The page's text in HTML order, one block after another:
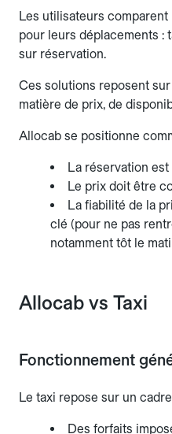
Les utilisateurs
pour leurs déplacements :
sur réservation.
Ces solutions reposent
matière de prix, de
Allocab se positionne
La réservation est
Le prix doit être
La fiabilité de la
clé (pour ne pas
notamment tôt le
Allocab vs Taxi
Fonctionnement
Le taxi repose sur un
Des forfaits